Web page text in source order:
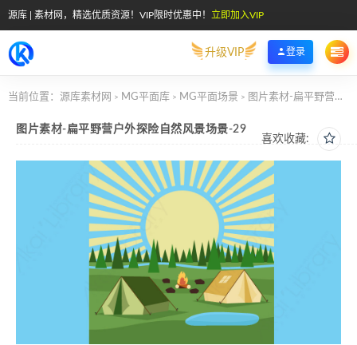
源库 | 素材网，精选优质资源！VIP限时优惠中！ 立即加入VIP
升级VIP 登录
当前位置： 源库素材网 > MG平面库 > MG平面场景 > 图片素材-扁平野营户外探险自然风景场景-29
喜欢收藏:
图片素材-扁平野营户外探险自然风景场景-29